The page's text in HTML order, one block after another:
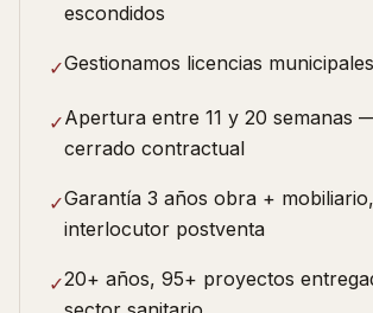
escondidos
✓Gestionamos licencias
✓Apertura entre 11 y 20 semanas
cerrado contractual
✓Garantía 3 años obra +
interlocutor postventa
✓20+ años, 95+ proyectos